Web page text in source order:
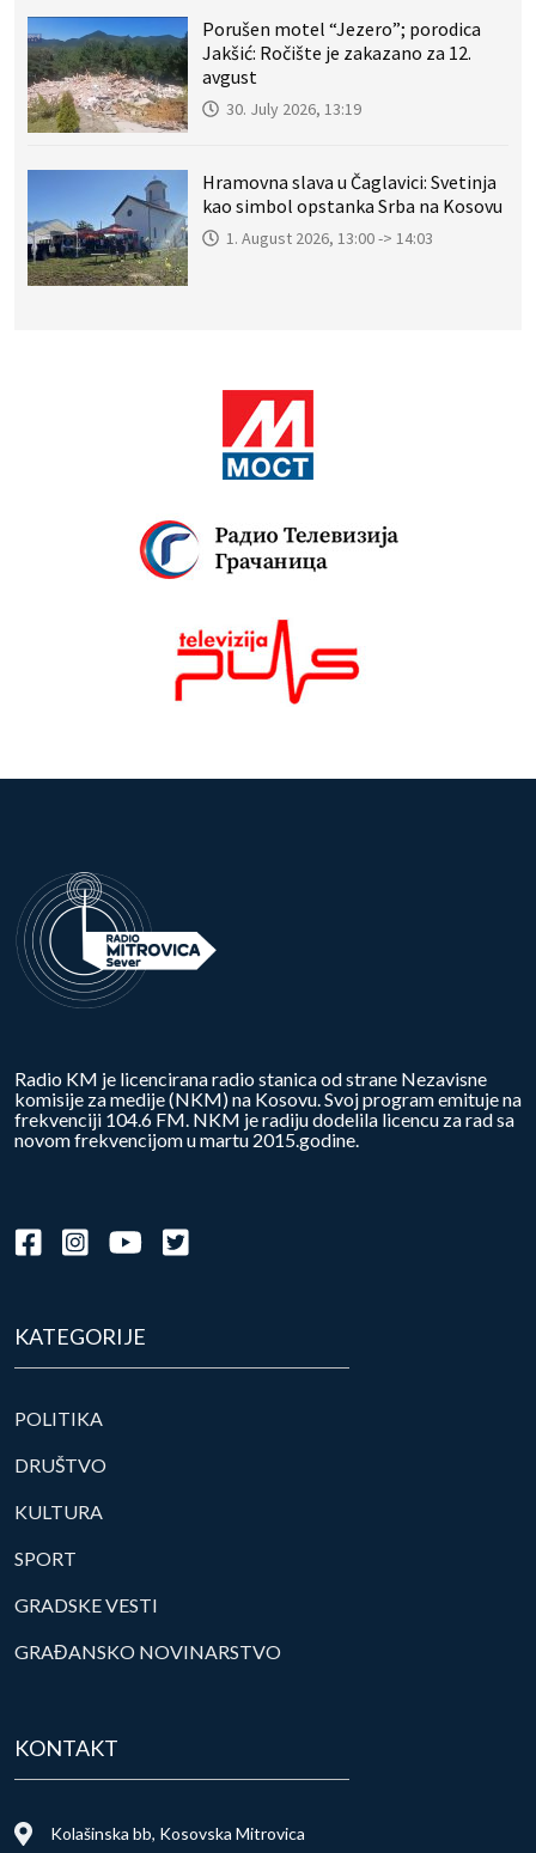
Porušen motel “Jezero”; porodica
Jakšić: Ročište je zakazano za 12.
avgust
30. July 2026, 13:19
Hramovna slava u Čaglavici: Svetinja
kao simbol opstanka Srba na Kosovu
1. August 2026, 13:00 -> 14:03
Radio KM je licencirana radio stanica od strane Nezavisne
komisije za medije (NKM) na Kosovu. Svoj program emituje na
frekvenciji 104.6 FM. NKM je radiju dodelila licencu za rad sa
novom frekvencijom u martu 2015.godine.
KATEGORIJE
POLITIKA
DRUŠTVO
KULTURA
SPORT
GRADSKE VESTI
GRAĐANSKO NOVINARSTVO
KONTAKT
Kolašinska bb, Kosovska Mitrovica